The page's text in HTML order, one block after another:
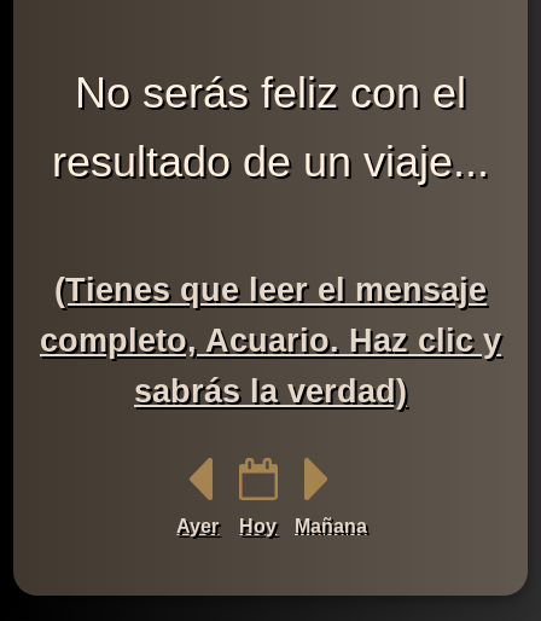
No serás feliz con el
resultado de un viaje...
(Tienes que leer el mensaje
completo, Acuario. Haz clic y
sabrás la verdad)
Ayer Hoy Mañana